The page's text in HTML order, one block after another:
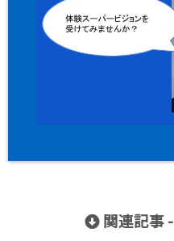
関連記事 -